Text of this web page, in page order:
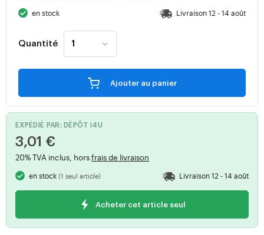
en stock Livraison 12 - 14 août
Quantité
Ajouter au panier
EXPÉDIÉ PAR: DÉPÔT I4U
3,01 €
20% TVA inclus, horsfrais de livraison
en stock(1 seul article) Livraison 12 - 14 août
Acheter cet article seul